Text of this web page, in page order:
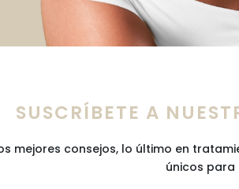
SUSCRÍBETE A
mejores consejos, lo último en
únicos para